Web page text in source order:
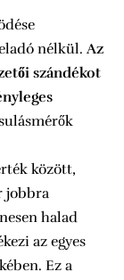
nélkül. Az
szándékot
között,
jobbra
halad
az egyes
Ez a